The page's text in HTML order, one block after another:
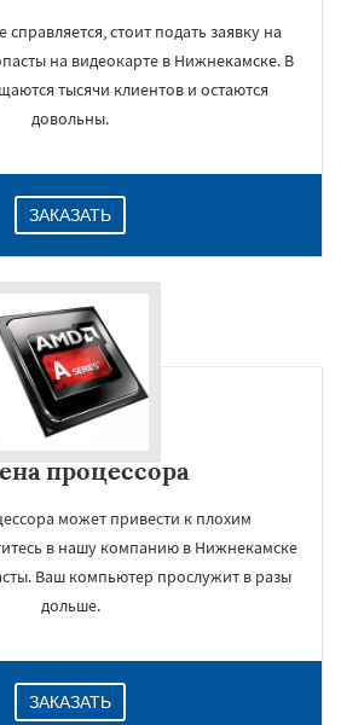
справляется, стоит подать заявку на
на видеокарте в Нижнекамске. В
тысячи клиентов и остаются
довольны.
ЗАКАЗАТЬ
процессора
может привести к плохим
в нашу компанию в Нижнекамске
Ваш компьютер прослужит в разы
дольше.
ЗАКАЗАТЬ